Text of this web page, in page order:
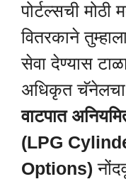
पोर्टल्सची
वितरकाने
सेवा देण्यास
अधिकृत
वाटपात
(LPG
Options)